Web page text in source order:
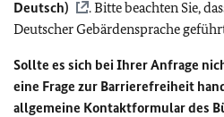
Deutsch)
. Bitte beachten Sie,
Deutscher Gebärdensprache
Sollte es sich bei Ihrer Anfrage
eine Frage zur Barrierefreiheit
allgemeine Kontaktformular des